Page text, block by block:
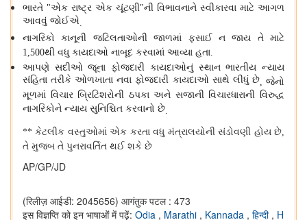
ભારતે "એક રાષ્ટ્ર એક ચૂંટણી"ની વિભાવનાને સ્વીકારવા માટે આગળ
આવવું જોઈએ.
નાગરિકો કાનૂની જટિલતાઓની જાળમાં ફસાઈ ન જાય તે માટે
1,500થી વધુ કાયદાઓ નાબૂદ કરવામાં આવ્યા હતા.
આપણે સદીઓ જૂના ફોજદારી કાયદાઓનું સ્થાન ભારતીય ન્યાય
સંહિતા તરીકે ઓળખાતા નવા ફોજદારી કાયદાઓ સાથે લીધું છે,જેનો
મૂળમાં વિચાર બ્રિટિશરોની ઠપકા અને સજાની વિચારધારાની વિરુદ્ધ
નાગરિકોને ન્યાય સુનિશ્ચિત કરવાનો છે.
**કેટલીક વસ્તુઓમાં એક કરતા વધુ મંત્રાલયોની સંડોવણી હોય છે,
તે મુજબ તે પુનરાવર્તિત થઈ શકે છે
AP/GP/JD
(रिलीज़ आईडी: 2045656) आगंतुक पटल : 473
इस विज्ञप्ति को इन भाषाओं में पढ़ें: Odia , Marathi , Kannada , हिन्दी , H